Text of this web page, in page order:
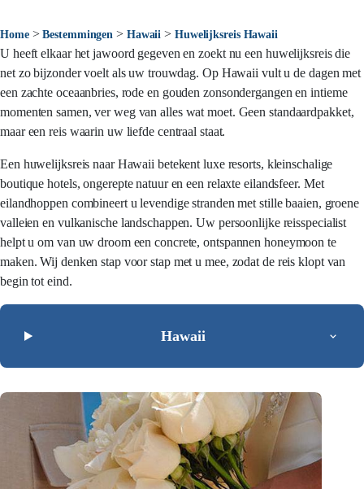
Home>Bestemmingen > Hawaii > Huwelijksreis Hawaii
U heeft elkaar het jawoord gegeven en zoekt nu een huwelijksreis die
net zo bijzonder voelt als uw trouwdag. Op Hawaii vult u de dagen met
een zachte oceaanbries, rode en gouden zonsondergangen en intieme
momenten samen, ver weg van alles wat moet. Geen standaardpakket,
maar een reis waarin uw liefde centraal staat.
Een huwelijksreis naar Hawaii betekent luxe resorts, kleinschalige
boutique hotels, ongerepte natuur en een relaxte eilandsfeer. Met
eilandhoppen combineert u levendige stranden met stille baaien, groene
valleien en vulkanische landschappen. Uw persoonlijke reisspecialist
helpt u om van uw droom een concrete, ontspannen honeymoon te
maken. Wij denken stap voor stap met u mee, zodat de reis klopt van
begin tot eind.
Hawaii